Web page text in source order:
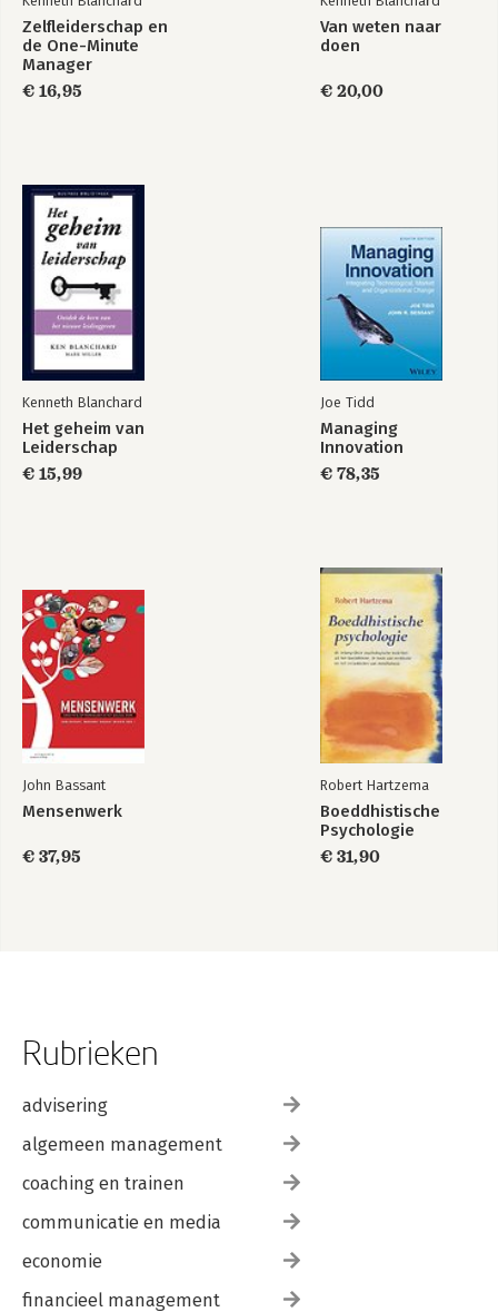
Gung Ho!
De One Minute
Manager en de
apenrots
Bekijk alle boeken
Zelfleiderschap en
de One-Minute
Manager
€ 16,95
Van weten naar
doen
€ 20,00
Kenneth Blanchard
Het geheim van
Leiderschap
€ 15,99
Joe Tidd
Managing
Innovation
€ 78,35
John Bassant
Mensenwerk
€ 37,95
Robert Hartzema
Boeddhistische
Psychologie
€ 31,90
Rubrieken
advisering
algemeen management
coaching en trainen
communicatie en media
economie
financieel management